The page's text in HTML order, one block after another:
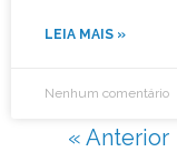
LEIA MAIS »
Nenhum comentário
« Anterior